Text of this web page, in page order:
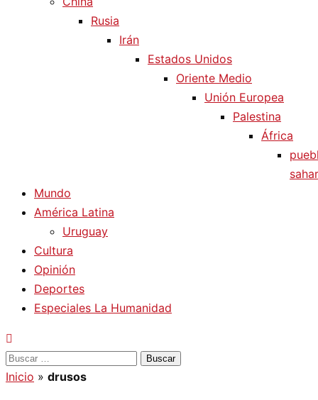
Rusia
Irán
Estados Unidos
Oriente Medio
Unión Europea
Palestina
África
Mundo
América Latina
Uruguay
Cultura
Opinión
Deportes
Especiales La Humanidad
Buscar:
Inicio » drusos